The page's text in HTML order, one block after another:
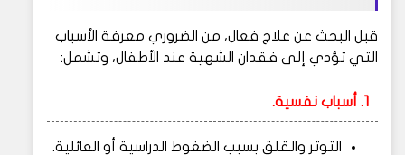
قبل البحث عن علاج فعال، من الضروري معرفة الأسباب
التي تؤدي إلى فقدان الشهية عند الأطفال، وتشمل:
1. أسباب نفسية.
التوتر والقلق بسبب الضغوط الدراسية أو العائلية.